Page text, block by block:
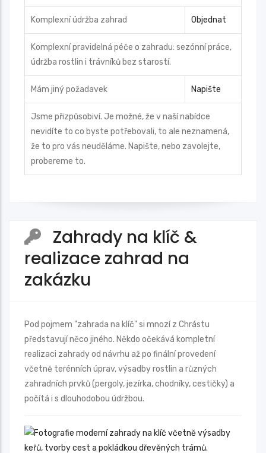
Komplexní údržba zahrad Objednat
Komplexní pravidelná péče o zahradu: sezónní práce,
údržba rostlin i trávníků bez starostí.
Mám jiný požadavek Napište
Jsme přizpůsobiví. Je možné, že v naší nabídce
nevidíte to co byste potřebovali, to ale neznamená,
že to pro vás neuděláme. Napište, nebo zavolejte,
probereme to.
Zahrady na klíč &
realizace zahrad na
zakázku
Pod pojmem "zahrada na klíč" si mnozí z Chrástu
představují něco jiného. Někdo očekává kompletní
realizaci zahrady od návrhu až po finální provedení
včetně terénních úprav, výsadby rostlin a různých
zahradních prvků (pergoly, jezírka, chodníky, cestičky) a
počítá i s dlouhodobou údržbou.